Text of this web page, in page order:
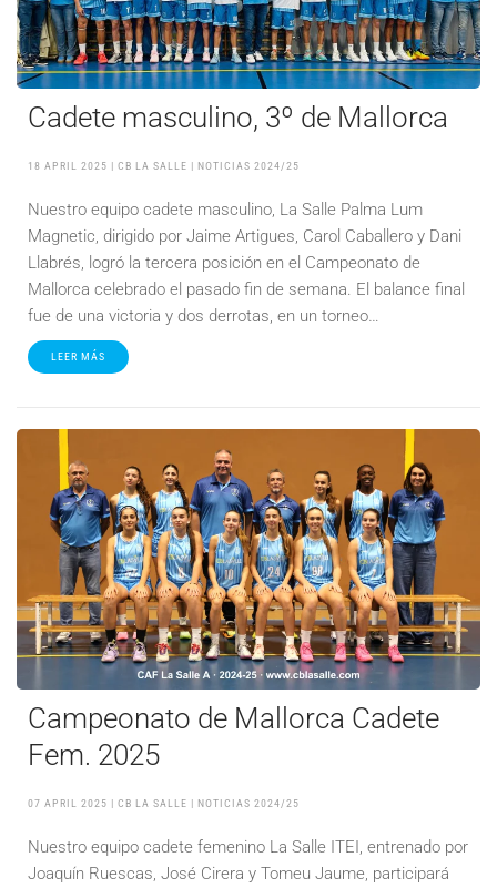
Cadete masculino, 3º de Mallorca
18 APRIL 2025 | CB LA SALLE | NOTICIAS 2024/25
Nuestro equipo cadete masculino, La Salle Palma Lum
Magnetic, dirigido por Jaime Artigues, Carol Caballero y Dani
Llabrés, logró la tercera posición en el Campeonato de
Mallorca celebrado el pasado fin de semana. El balance final
fue de una victoria y dos derrotas, en un torneo…
LEER MÁS
Campeonato de Mallorca Cadete
Fem. 2025
07 APRIL 2025 | CB LA SALLE | NOTICIAS 2024/25
Nuestro equipo cadete femenino La Salle ITEI, entrenado por
Joaquín Ruescas, José Cirera y Tomeu Jaume, participará